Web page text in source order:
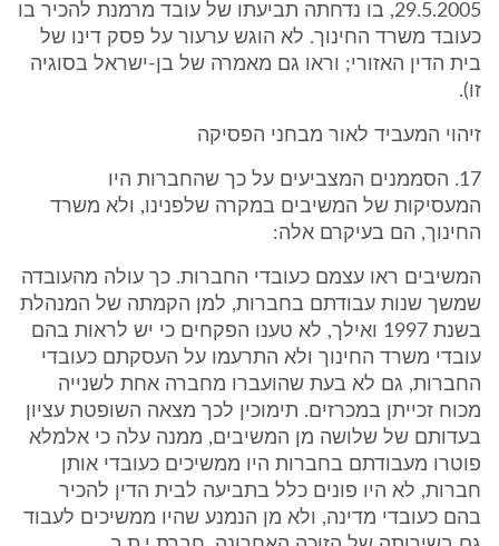
29.5.2005, בו נדחתה תביעתו של עובד מרמנת להכיר בו
כעובד משרד החינוך. לא הוגש ערעור על פסק דינו של
בית הדין האזורי; וראו גם מאמרה של בן-ישראל בסוגיה
זו).
זיהוי המעביד לאור מבחני הפסיקה
17. הסממנים המצביעים על כך שהחברות היו
המעסיקות של המשיבים במקרה שלפנינו, ולא משרד
החינוך, הם בעיקרם אלה:
המשיבים ראו עצמם כעובדי החברות. כך עולה מהעובדה
שמשך שנות עבודתם בחברות, למן הקמתה של המנהלת
בשנת 1997 ואילך, לא טענו הפקחים כי יש לראות בהם
עובדי משרד החינוך ולא התרעמו על העסקתם כעובדי
החברות, גם לא בעת שהועברו מחברה אחת לשנייה
מכוח זכייתן במכרזים. תימוכין לכך מצאה השופטת עציון
בעדותם של שלושה מן המשיבים, ממנה עלה כי אלמלא
פוטרו מעבודתם בחברות היו ממשיכים כעובדי אותן
חברות, לא היו פונים כלל בתביעה לבית הדין להכיר
בהם כעובדי מדינה, ולא מן הנמנע שהיו ממשיכים לעבוד